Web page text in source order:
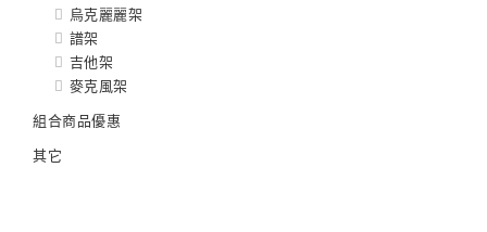
烏克麗麗架
譜架
吉他架
麥克風架
組合商品優惠
其它